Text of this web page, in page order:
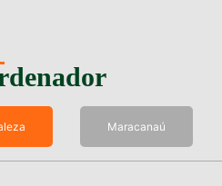
Maracanaú